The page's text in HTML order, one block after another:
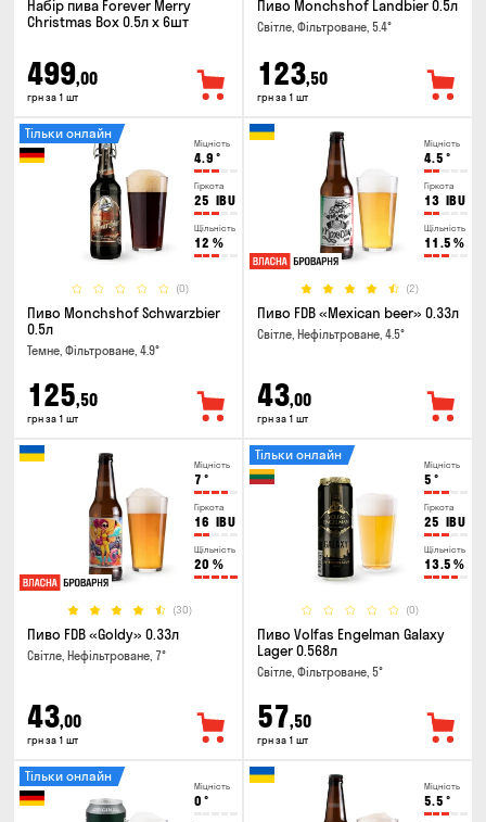
Набір пива Forever Merry
Christmas Box 0.5л x 6шт
499,00
грн за 1 шт
Пиво Monchshof Landbier 0.5л
Світле, Фільтроване, 5.4°
123,50
грн за 1 шт
Міцність
4.9 °
Гіркота
25 IBU
Щільність
12 %
(0)
Тільки онлайн
Пиво Monchshof Schwarzbier
0.5л
Темне, Фільтроване, 4.9°
125,50
грн за 1 шт
Міцність
4.5 °
Гіркота
13 IBU
Щільність
11.5 %
(2)
Пиво FDB «Mexican beer» 0.33л
Світле, Нефільтроване, 4.5°
43,00
грн за 1 шт
Міцність
7 °
Гіркота
16 IBU
Щільність
20 %
(30)
Пиво FDB «Goldy» 0.33л
Світле, Нефільтроване, 7°
43,00
грн за 1 шт
Міцність
5 °
Гіркота
25 IBU
Щільність
13.5 %
(0)
Тільки онлайн
Пиво Volfas Engelman Galaxy
Lager 0.568л
Світле, Фільтроване, 5°
57,50
грн за 1 шт
Міцність
0 °
Тільки онлайн
Міцність
5.5 °